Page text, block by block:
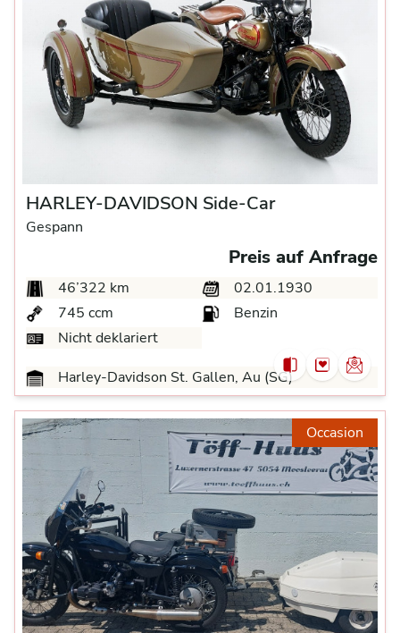
HARLEY-DAVIDSON Side-Car
Gespann
Preis auf Anfrage
46’322 km
02.01.1930
745 ccm
Benzin
Nicht deklariert
Harley-Davidson St. Gallen, Au (SG)
Occasion